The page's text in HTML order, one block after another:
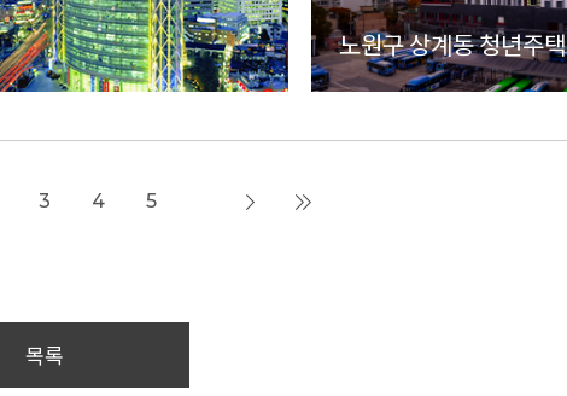
노원구 상계동 청년주택
3 4 5
목록